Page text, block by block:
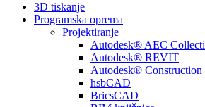
3D tiskanje
Programska oprema
Projektiranje
Autodesk® AEC
Autodesk® REVIT
Autodesk® Construction
hsbCAD
BricsCAD